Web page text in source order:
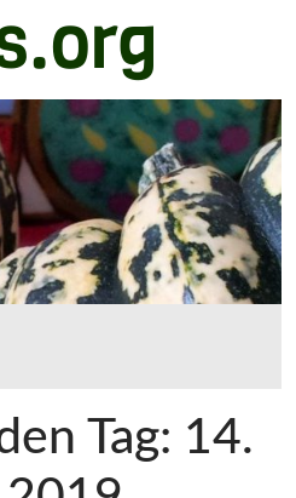
Tag: 14.